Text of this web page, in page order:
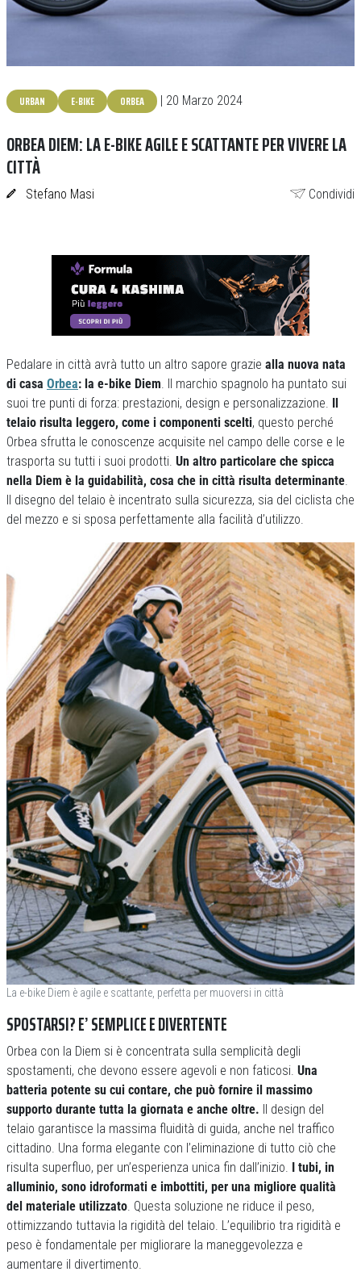
URBAN E-BIKE ORBEA | 20 Marzo 2024
ORBEA DIEM: LA E-BIKE AGILE E SCATTANTE PER VIVERE LA
CITTÀ
Stefano Masi Condividi
Pedalare in città avrà tutto un altro sapore grazie alla nuova nata
di casa Orbea: la e-bike Diem. Il marchio spagnolo ha puntato sui
suoi tre punti di forza: prestazioni, design e personalizzazione. Il
telaio risulta leggero, come i componenti scelti, questo perché
Orbea sfrutta le conoscenze acquisite nel campo delle corse e le
trasporta su tutti i suoi prodotti. Un altro particolare che spicca
nella Diem è la guidabilità, cosa che in città risulta determinante.
Il disegno del telaio è incentrato sulla sicurezza, sia del ciclista che
del mezzo e si sposa perfettamente alla facilità d’utilizzo.
La e-bike Diem è agile e scattante, perfetta per muoversi in città
SPOSTARSI? E’ SEMPLICE E DIVERTENTE
Orbea con la Diem si è concentrata sulla semplicità degli
spostamenti, che devono essere agevoli e non faticosi. Una
batteria potente su cui contare, che può fornire il massimo
supporto durante tutta la giornata e anche oltre. Il design del
telaio garantisce la massima fluidità di guida, anche nel traffico
cittadino. Una forma elegante con l’eliminazione di tutto ciò che
risulta superfluo, per un’esperienza unica fin dall’inizio. I tubi, in
alluminio, sono idroformati e imbottiti, per una migliore qualità
del materiale utilizzato. Questa soluzione ne riduce il peso,
ottimizzando tuttavia la rigidità del telaio. L’equilibrio tra rigidità e
peso è fondamentale per migliorare la maneggevolezza e
aumentare il divertimento.